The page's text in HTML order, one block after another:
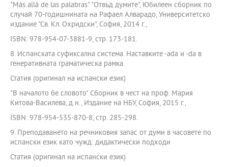
"Мás allá de las palabras" "Отвъд думите", Юбилеен сборник по
случай 70-годишнината на Рафаел Алварадо, Университетско
издание "Св. Кл. Охридски", София, 2014 г.,
ISBN: 978-954-07-3881-9, стр. 173-181.
8. Испанската суфиксална система. Наставките -ada и -da в
генеративната граматическа рамка
Статия (оригинал на испански език)
"В началото бе словото" Сборник в чест на проф. Мария
Китова-Василева, д.н., Издание на НБУ, София, 2015 г.,
ISBN: 978-954-535-870-8, стр. 285-298.
9. Преподаването на речниковия запас от думи в часовете по
испански език като чужд: дидактически подходи
Статия (оригинал на испански език)